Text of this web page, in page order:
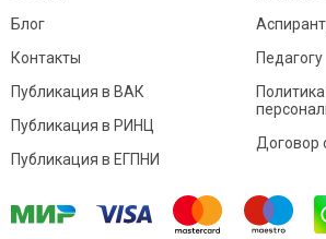
Блог
Контакты
Педагогу
Публикация в ВАК
Публикация в РИНЦ
Публикация в ЕГПНИ
Договор